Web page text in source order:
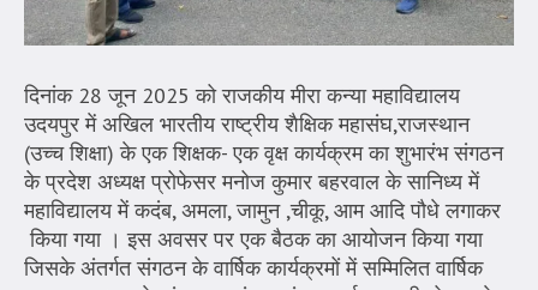
दिनांक 28 जून 2025 को राजकीय मीरा कन्या महाविद्यालय
उदयपुर में अखिल भारतीय राष्ट्रीय शैक्षिक महासंघ,राजस्थान
(उच्च शिक्षा) के एक शिक्षक- एक वृक्ष कार्यक्रम का शुभारंभ संगठन
के प्रदेश अध्यक्ष प्रोफेसर मनोज कुमार बहरवाल के सानिध्य में
महाविद्यालय में कदंब, अमला, जामुन ,चीकू, आम आदि पौधे लगाकर
किया गया । इस अवसर पर एक बैठक का आयोजन किया गया
जिसके अंतर्गत संगठन के वार्षिक कार्यक्रमों में सम्मिलित वार्षिक